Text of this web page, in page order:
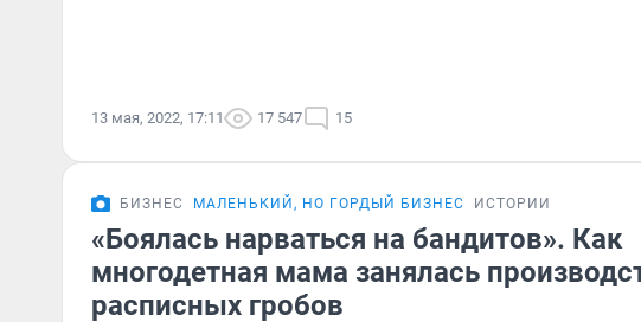
13 мая, 2022, 17:11 17 547 15
БИЗНЕС МАЛЕНЬКИЙ, НО ГОРДЫЙ БИЗНЕС ИСТОРИИ
«Боялась нарваться на бандитов». Как
многодетная мама занялась
расписных гробов